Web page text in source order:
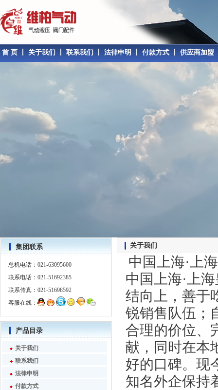
首 页 关于我们 联系我们 法律申明 付款方式 供应商加盟
集团联系
总机电话：021-63095600
联系电话：021-51692385
联系传真：021-51698592
客服在线：
产品目录
关于我们
联系我们
法律申明
付款方式
关于我们
中国上海·上
中国上海·上
结向上，善于
锐销售队伍；
合理的价位、
献，同时在本
好的口碑。现
知名外企保持